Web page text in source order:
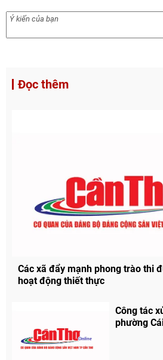
Đọc thêm
Các xã đẩy mạnh phong trào thi
hoạt động thiết thực
Công tác
phường